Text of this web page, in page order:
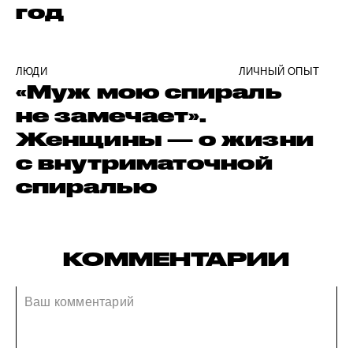
год
ЛЮДИ ЛИЧНЫЙ ОПЫТ
«Муж мою спираль
не замечает».
Женщины — о жизни
с внутриматочной
спиралью
КОММЕНТАРИИ